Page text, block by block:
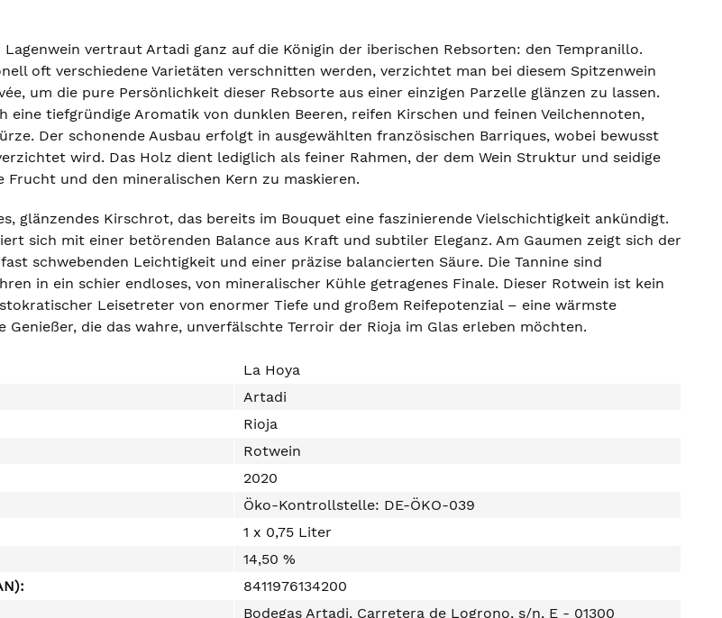
vertraut Artadi ganz auf die Königin der iberischen Rebsorten: den Tempranillo.
oft verschiedene Varietäten verschnitten werden, verzichtet man bei diesem Spitzenwein
um die pure Persönlichkeit dieser Rebsorte aus einer einzigen Parzelle glänzen zu lassen.
eine tiefgründige Aromatik von dunklen Beeren, reifen Kirschen und feinen Veilchennoten,
Der schonende Ausbau erfolgt in ausgewählten französischen Barriques, wobei bewusst
wird. Das Holz dient lediglich als feiner Rahmen, der dem Wein Struktur und seidige
Frucht und den mineralischen Kern zu maskieren.
glänzendes Kirschrot, das bereits im Bouquet eine faszinierende Vielschichtigkeit ankündigt.
sich mit einer betörenden Balance aus Kraft und subtiler Eleganz. Am Gaumen zeigt sich der
schwebenden Leichtigkeit und einer präzise balancierten Säure. Die Tannine sind
in ein schier endloses, von mineralischer Kühle getragenes Finale. Dieser Rotwein ist kein
Leisetreter von enormer Tiefe und großem Reifepotenzial – eine wärmste
die das wahre, unverfälschte Terroir der Rioja im Glas erleben möchten.
La Hoya
Artadi
Rioja
Rotwein
2020
Öko-Kontrollstelle: DE-ÖKO-039
1 x 0,75 Liter
14,50 %
8411976134200
Bodegas Artadi, Carretera de Logrono, s/n, E - 01300